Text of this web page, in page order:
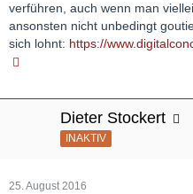
verführen, auch wenn man
ansonsten nicht unbedingt
sich lohnt: https://
Dieter Stockert
INAKTIV
25. August 2016